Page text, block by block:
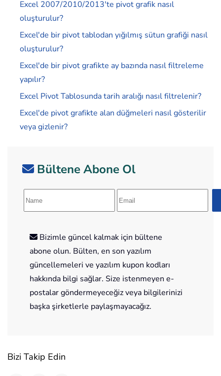
Excel 2007/2010/2013'te pivot grafik nasıl
oluşturulur?
Excel'de bir pivot tablodan yığılmış sütun grafiği nasıl
oluşturulur?
Excel'de bir pivot grafikte ay bazında nasıl filtreleme
yapılır?
Excel Pivot Tablosunda tarih aralığı nasıl filtrelenir?
Excel'de pivot grafikte alan düğmeleri nasıl gösterilir
veya gizlenir?
Bültene Abone Ol
Bizimle güncel kalmak için bültene
abone olun. Bülten, en son yazılım
güncellemeleri ve yazılım kupon kodları
hakkında bilgi sağlar. Size istenmeyen e-
postalar göndermeyeceğiz veya bilgilerinizi
başka şirketlerle paylaşmayacağız.
Bizi Takip Edin